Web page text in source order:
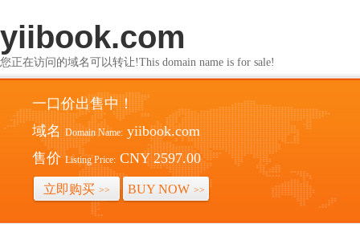
yiibook.com
您正在访问的域名可以转让!This domain name is for sale!
一口价出售中！
域名 Domain Name: yiibook.com
售价 Listing Price: CNY 2597.00
立即购买 >> BUY NOW >>